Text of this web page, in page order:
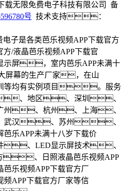
载无限免费电子科技有限公司 备
号 技术支持：
子是各类芭乐视频APP下载官方
方/液晶芭乐视频APP下载官
屏，室内芭乐APP未满十
幕的生产厂家，在山
均有实例项目。服务
、地区、深圳、
、杭州、上海、
武汉、苏州、
乐APP未满十八岁下载价
、LED显示屏技术、
、日照液晶芭乐视频APP
乐视频APP下载官方厂
APP下载官方厂家等信